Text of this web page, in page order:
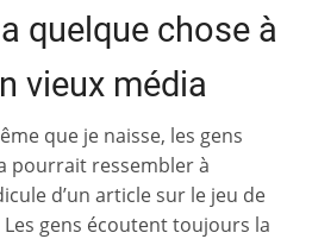
quelque chose à
vieux média
que je naisse, les gens
pourrait ressembler à
d’un article sur le jeu de
gens écoutent toujours la